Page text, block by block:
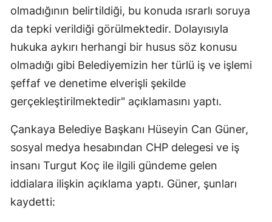
olmadığının belirtildiği, bu konuda ısrarlı soruya
da tepki verildiği görülmektedir. Dolayısıyla
hukuka aykırı herhangi bir husus söz konusu
olmadığı gibi Belediyemizin her türlü iş ve işlemi
şeffaf ve denetime elverişli şekilde
gerçekleştirilmektedir" açıklamasını yaptı.
Çankaya Belediye Başkanı Hüseyin Can Güner,
sosyal medya hesabından CHP delegesi ve iş
insanı Turgut Koç ile ilgili gündeme gelen
iddialara ilişkin açıklama yaptı. Güner, şunları
kaydetti: